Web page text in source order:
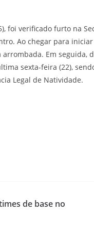
foi verificado furto na
Ao chegar para
Em seguida,
sexta-feira (22),
Legal de Natividade.
de base no